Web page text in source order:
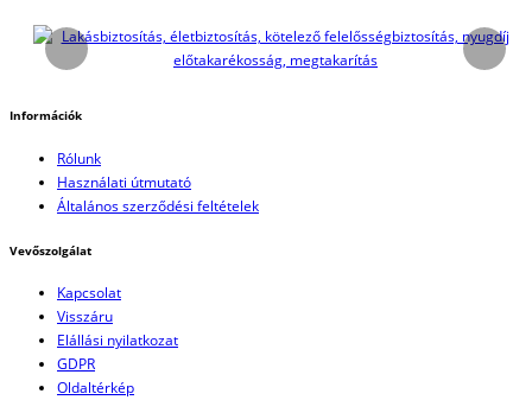
Információk
Rólunk
Használati útmutató
Általános szerződési feltételek
Vevőszolgálat
Kapcsolat
Visszáru
Elállási nyilatkozat
GDPR
Oldaltérkép